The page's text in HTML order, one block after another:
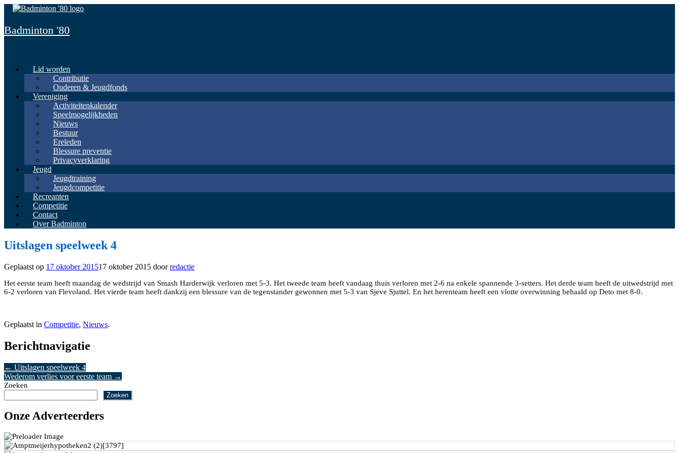
Spring
inhoud
Badminton '80
Lid worden
Contributie
Ouderen & Jeugdfonds
Vereniging
Activiteitenkalender
Speelmogelijkheden
Nieuws
Bestuur
Ereleden
Blessure preventie
Privacyverklaring
Jeugd
Jeugdtraining
Jeugdcompetitie
Recreanten
Competitie
Contact
Over Badminton
Uitslagen speelweek 4
Geplaatst op 17 oktober 201517 oktober 2015 doorredactie
Het eerste team heeft maandag de wedstrijd van Smash Harderwijk verloren met 5-3. Het tweede team heeft vandaag thuis verloren met 2-6 na enkele spannende 3-setters. Het derde team heeft de uitwedstrijd met
6-2 verloren van Flevoland. Het vierde team heeft dankzij een blessure van de tegenstander gewonnen met 5-3 van Sjeve Sjuttel. En het herenteam heeft een vlotte overwinning behaald op Deto met 8-0.
Geplaatst in Competitie, Nieuws.
Berichtnavigatie
← Uitslagen speelweek 4
Wederom verlies voor eerste team →
Zoeken
Zoeken
Onze Adverteerders